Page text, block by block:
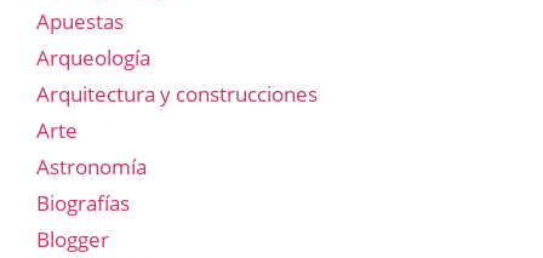
Apuestas
Arqueología
Arquitectura y construcciones
Arte
Astronomía
Biografías
Blogger